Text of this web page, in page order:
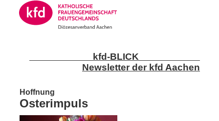
kfd-BLICK
Newsletter der kfd Aachen
Hoffnung
Osterimpuls